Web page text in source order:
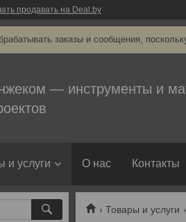
продавать на Deal.by
заказы и сообщения,
— инструменты и
и услуги О нас Контакты
Товары и услуги